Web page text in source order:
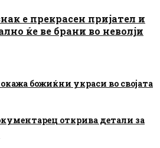
е прекрасен пријател и
ќе ве брани во неволји
божиќни украси во својата
открива детали за